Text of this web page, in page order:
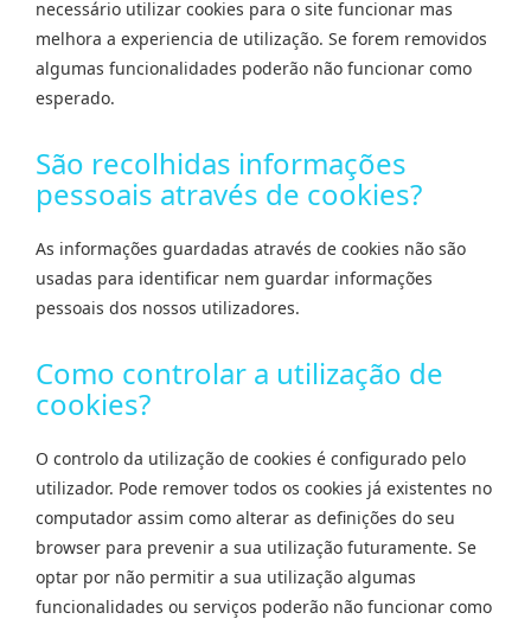
necessário utilizar cookies para o site funcionar mas
melhora a experiencia de utilização. Se forem removidos
algumas funcionalidades poderão não funcionar como
esperado.
São recolhidas informações
pessoais através de cookies?
As informações guardadas através de cookies não são
usadas para identificar nem guardar informações
pessoais dos nossos utilizadores.
Como controlar a utilização de
cookies?
O controlo da utilização de cookies é configurado pelo
utilizador. Pode remover todos os cookies já existentes no
computador assim como alterar as definições do seu
browser para prevenir a sua utilização futuramente. Se
optar por não permitir a sua utilização algumas
funcionalidades ou serviços poderão não funcionar como